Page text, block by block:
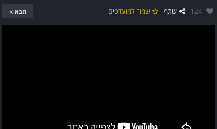
אהבו:
124 שתף שמור למועדפים הבא